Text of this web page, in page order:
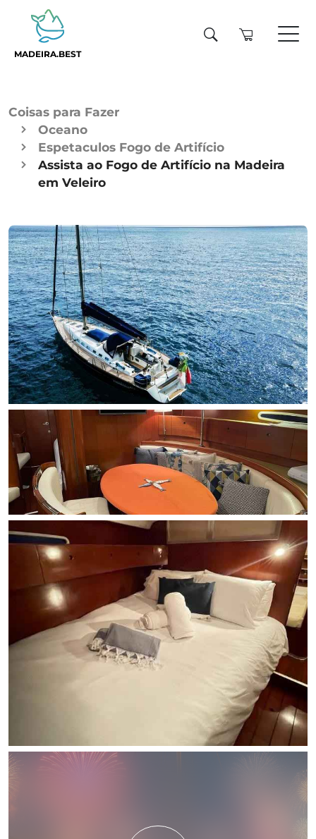
MADEIRA.BEST
Coisas para Fazer
Oceano
Espetaculos Fogo de Artifício
Assista ao Fogo de Artifício na Madeira
em Veleiro